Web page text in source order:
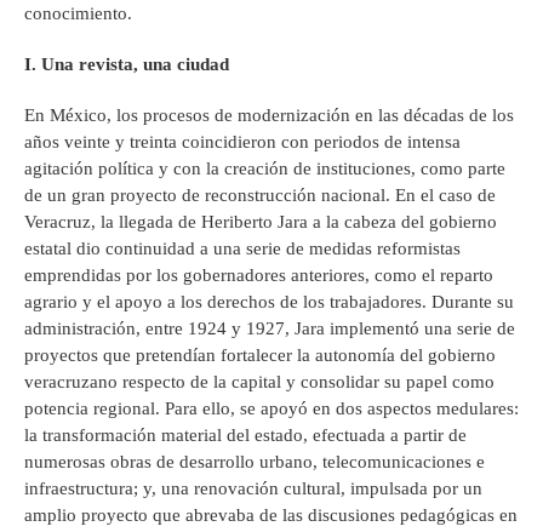
conocimiento.
I. Una revista, una ciudad
En México, los procesos de modernización en las décadas de los
años veinte y treinta coincidieron con periodos de intensa
agitación política y con la creación de instituciones, como parte
de un gran proyecto de reconstrucción nacional. En el caso de
Veracruz, la llegada de Heriberto Jara a la cabeza del gobierno
estatal dio continuidad a una serie de medidas reformistas
emprendidas por los gobernadores anteriores, como el reparto
agrario y el apoyo a los derechos de los trabajadores. Durante su
administración, entre 1924 y 1927, Jara implementó una serie de
proyectos que pretendían fortalecer la autonomía del gobierno
veracruzano respecto de la capital y consolidar su papel como
potencia regional. Para ello, se apoyó en dos aspectos medulares:
la transformación material del estado, efectuada a partir de
numerosas obras de desarrollo urbano, telecomunicaciones e
infraestructura; y, una renovación cultural, impulsada por un
amplio proyecto que abrevaba de las discusiones pedagógicas en